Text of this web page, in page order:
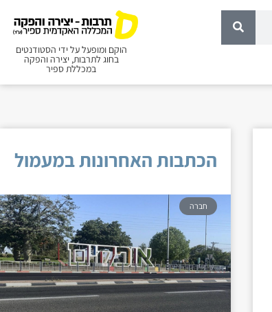
הוקם ומופעל על ידי הסטודנטים
בחוג לתרבות, יצירה והפקה
במכללת ספיר
הכתבות האחרונות במעמול
חברה